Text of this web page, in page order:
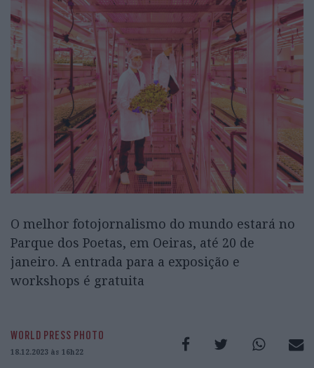
O melhor fotojornalismo do mundo estará no
Parque dos Poetas, em Oeiras, até 20 de
janeiro. A entrada para a exposição e
workshops é gratuita
WORLD PRESS PHOTO
18.12.2023 às 16h22